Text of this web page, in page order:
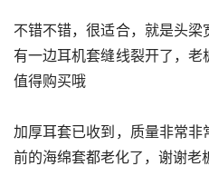
不错不错，很适合，就是头梁
有一边耳机套缝线裂开了，
值得购买哦
加厚耳套已收到，质量非常
前的海绵套都老化了，谢谢老